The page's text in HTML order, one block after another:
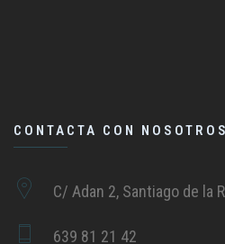
CONTACTA CON NOSOTROS
C/ Adan 2, Santiago de la
639 81 21 42